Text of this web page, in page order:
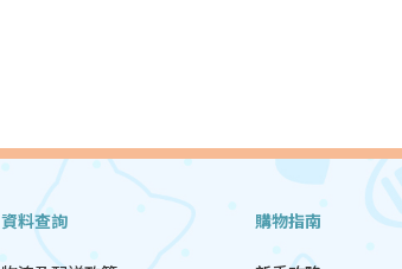
資料查詢 購物指南